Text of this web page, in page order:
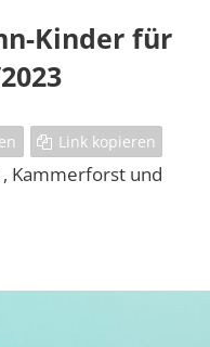
Kinder für
Link kopieren
Kammerforst und